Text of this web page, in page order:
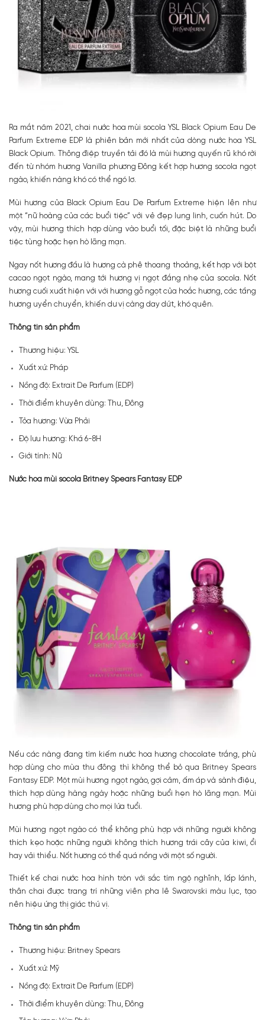
Ra mắt năm 2021, chai nước hoa mùi socola YSL Black Opium Eau De
Parfum Extreme EDP là phiên bản mới nhất của dòng nước hoa YSL
Black Opium. Thông điệp truyền tải đó là mùi hương quyến rũ khó rời
đến từ nhóm hương Vanilla phương Đông kết hợp hương socola ngọt
ngào, khiến nàng khó có thể ngó lơ.
Mùi hương của Black Opium Eau De Parfum Extreme hiện lên như
một “nữ hoàng của các buổi tiệc” với vẻ đẹp lung linh, cuốn hút. Do
vậy, mùi hương thích hợp dùng vào buổi tối, đặc biệt là những buổi
tiệc tùng hoặc hẹn hò lãng mạn.
Ngay nốt hương đầu là hương cà phê thoang thoảng, kết hợp với bột
cacao ngọt ngào, mang tới hương vị ngọt đắng nhẹ của socola. Nốt
hương cuối xuất hiện với với hương gỗ ngọt của hoắc hương, các tầng
hương uyển chuyển, khiến dư vị càng day dứt, khó quên.
Thông tin sản phẩm
Thương hiệu: YSL
Xuất xứ: Pháp
Nồng độ: Extrait De Parfum (EDP)
Thời điểm khuyên dùng: Thu, Đông
Tỏa hương: Vừa Phải
Độ lưu hương: Khá 6-8H
Giới tính: Nữ
Nước hoa mùi socola Britney Spears Fantasy EDP
Nếu các nàng đang tìm kiếm nước hoa hương chocolate trắng, phù
hợp dùng cho mùa thu đông thì không thể bỏ qua Britney Spears
Fantasy EDP. Một mùi hương ngọt ngào, gợi cảm, ấm áp và sành điệu,
thích hợp dùng hàng ngày hoặc những buổi hẹn hò lãng mạn. Mùi
hương phù hợp dùng cho mọi lứa tuổi.
Mùi hương ngọt ngào có thể không phù hợp với những người không
thích kẹo hoặc những người không thích hương trái cây của kiwi, ổi
hay vải thiểu. Nốt hương có thể quá nồng với một số người.
Thiết kế chai nước hoa hình tròn với sắc tím ngộ nghĩnh, lấp lánh,
thân chai được trang trí những viên pha lê Swarovski màu lục, tạo
nên hiệu ứng thị giác thú vị.
Thông tin sản phẩm
Thương hiệu: Britney Spears
Xuất xứ: Mỹ
Nồng độ: Extrait De Parfum (EDP)
Thời điểm khuyên dùng: Thu, Đông